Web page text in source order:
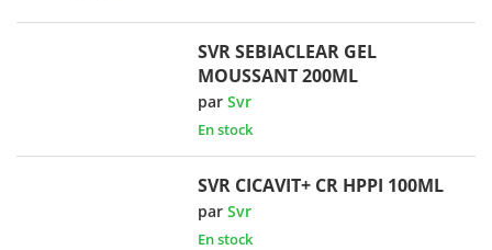
SVR SEBIACLEAR GEL
MOUSSANT 200ML
parSvr
En stock
SVR CICAVIT+ CR HPPI 100ML
parSvr
En stock